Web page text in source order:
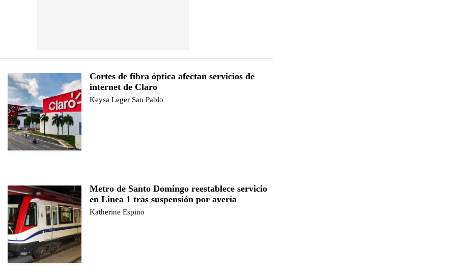
Cortes de fibra óptica afectan servicios de
internet de Claro
Keysa Leger San Pablo
Metro de Santo Domingo reestablece servicio
en Línea 1 tras suspensión por avería
Katherine Espino